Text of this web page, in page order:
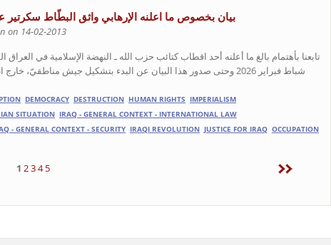
بيان بخصوص ما اعلنه الإرهابي واثق البطّاط
on 14-02-2013
شباط فبراير 2026 وحتى صدور هذا البيان عن البدء بتشكيل جيش
DEMOCRACY DESTRUCTION HUMAN RIGHTS
IMPERIALISM
SITUATION IRAQ - GENERAL CONTEXT - INTERNATIONAL LAW
- GENERAL CONTEXT - SECURITY IRAQI REVOLUTION JUSTICE FOR IRAQ OCCUPATION
1 234 5